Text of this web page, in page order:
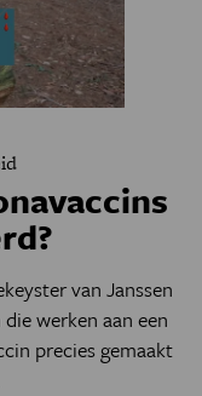
van Janssen
werken aan een
precies gemaakt